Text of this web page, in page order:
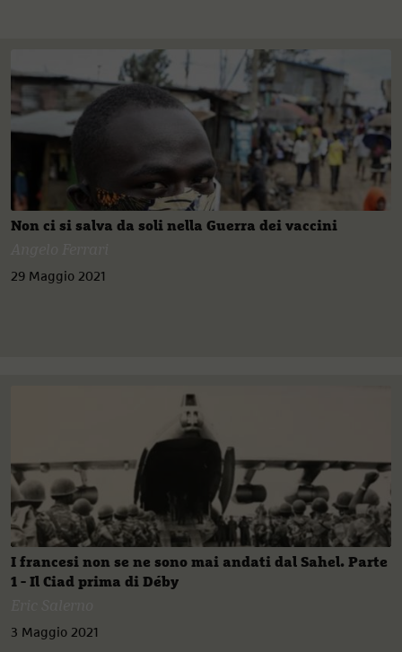
Non ci si salva da soli nella Guerra dei vaccini
29 Maggio 2021
I francesi non se ne sono mai andati dal Sahel. Parte
1 - Il Ciad prima di Déby
3 Maggio 2021